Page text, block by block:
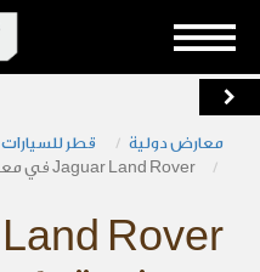
معارض دولية
قطر للسيارات
Jaguar Land Rover في معرض قطر